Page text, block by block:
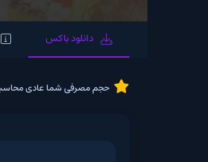
دانلود باکس اطلاعات بیشتر
حجم مصرفی شما عادی محاسبه می‌شود.